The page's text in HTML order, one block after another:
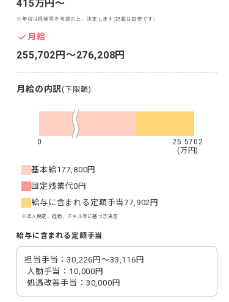
415万円〜
※年収は経験等を考慮の上、決定します(記載は目安です)
月給
255,702円〜276,208円
月給の内訳(下限額)
0
25.5702
(万円)
基本給177,800円
固定残業代0円
給与に含まれる定額手当77,902円
※法人規定、経験、スキル等に基づき決定
給与に含まれる定額手当
担当手当：30,226円～33,116円
処遇改善手当：30,000円